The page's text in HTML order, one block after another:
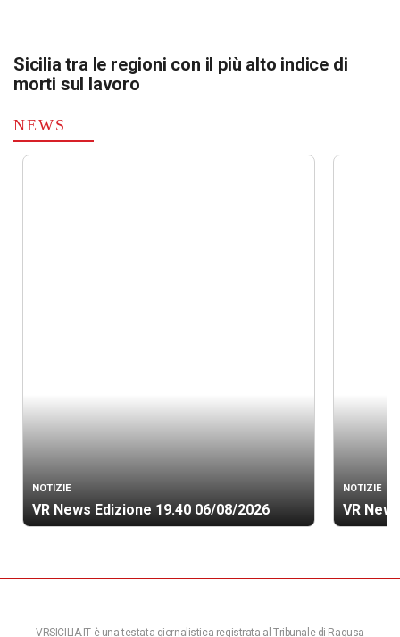
Sicilia tra le regioni con il più alto indice di
morti sul lavoro
NEWS
NOTIZIE
VR News Edizione 19.40 06/08/2026
NOTIZIE
VR
VRSICILIA.IT è una testata giornalistica registrata al Tribunale di Ragusa